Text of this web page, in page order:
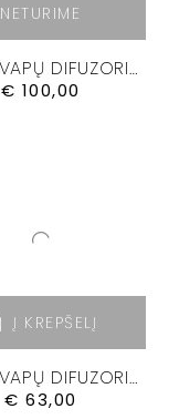
NETURIME
CULTI KVAPŲ DIFUZORIUS “GRATIA” 500 ML.
€ 100,00
Į KREPŠELĮ
CULTI KVAPŲ DIFUZORIUS “MEDITERRANEA” 250ML.
€ 63,00